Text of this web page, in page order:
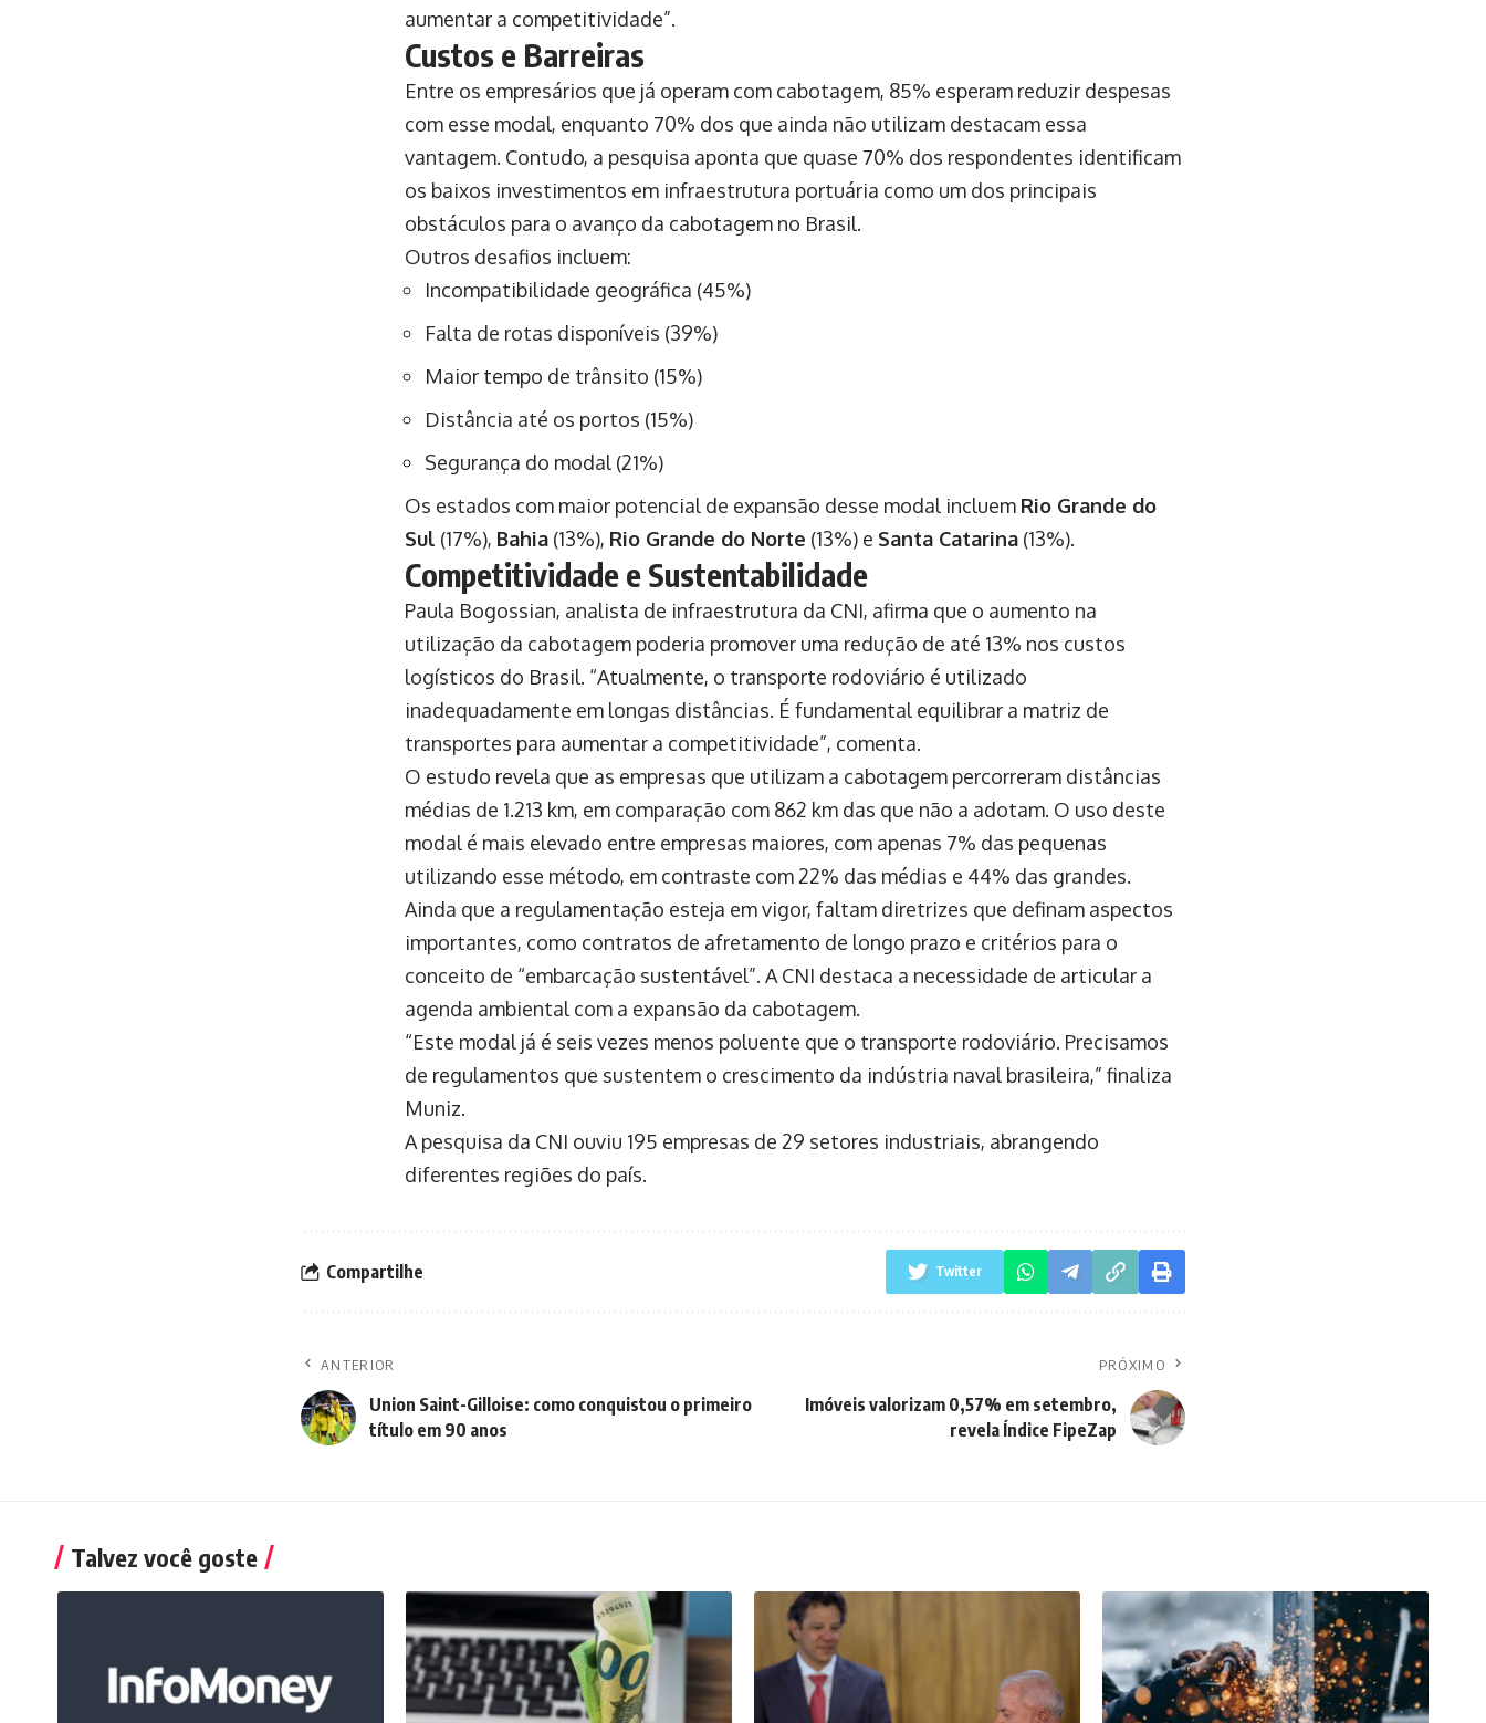
aumentar a competitividade”.
Custos e Barreiras
Entre os empresários que já operam com cabotagem, 85% esperam reduzir despesas
com esse modal, enquanto 70% dos que ainda não utilizam destacam essa
vantagem. Contudo, a pesquisa aponta que quase 70% dos respondentes identificam
os baixos investimentos em infraestrutura portuária como um dos principais
obstáculos para o avanço da cabotagem no Brasil.
Outros desafios incluem:
Incompatibilidade geográfica (45%)
Falta de rotas disponíveis (39%)
Maior tempo de trânsito (15%)
Distância até os portos (15%)
Segurança do modal (21%)
Os estados com maior potencial de expansão desse modal incluem Rio Grande do
Sul (17%), Bahia (13%), Rio Grande do Norte (13%) e Santa Catarina (13%).
Competitividade e Sustentabilidade
Paula Bogossian, analista de infraestrutura da CNI, afirma que o aumento na
utilização da cabotagem poderia promover uma redução de até 13% nos custos
logísticos do Brasil. “Atualmente, o transporte rodoviário é utilizado
inadequadamente em longas distâncias. É fundamental equilibrar a matriz de
transportes para aumentar a competitividade”, comenta.
O estudo revela que as empresas que utilizam a cabotagem percorreram distâncias
médias de 1.213 km, em comparação com 862 km das que não a adotam. O uso deste
modal é mais elevado entre empresas maiores, com apenas 7% das pequenas
utilizando esse método, em contraste com 22% das médias e 44% das grandes.
Ainda que a regulamentação esteja em vigor, faltam diretrizes que definam aspectos
importantes, como contratos de afretamento de longo prazo e critérios para o
conceito de “embarcação sustentável”. A CNI destaca a necessidade de articular a
agenda ambiental com a expansão da cabotagem.
“Este modal já é seis vezes menos poluente que o transporte rodoviário. Precisamos
de regulamentos que sustentem o crescimento da indústria naval brasileira,” finaliza
Muniz.
A pesquisa da CNI ouviu 195 empresas de 29 setores industriais, abrangendo
diferentes regiões do país.
Compartilhe Twitter
ANTERIOR
Union Saint-Gilloise: como conquistou o primeiro
título em 90 anos
PRÓXIMO
Imóveis valorizam 0,57% em setembro,
revela Índice FipeZap
Talvez você goste